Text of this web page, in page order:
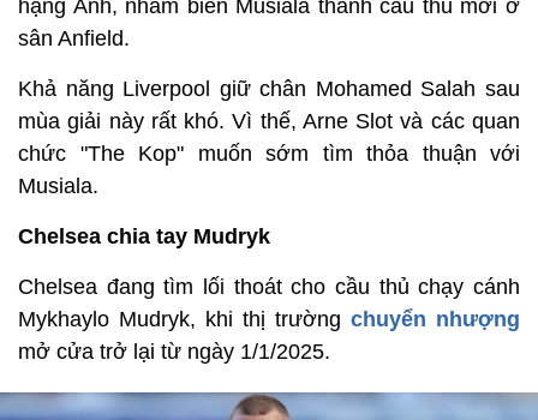
hạng Anh, nhằm biến Musiala thành cầu thủ mới ở
sân Anfield.
Khả năng Liverpool giữ chân Mohamed Salah sau
mùa giải này rất khó. Vì thế, Arne Slot và các quan
chức "The Kop" muốn sớm tìm thỏa thuận với
Musiala.
Chelsea chia tay Mudryk
Chelsea đang tìm lối thoát cho cầu thủ chạy cánh
Mykhaylo Mudryk, khi thị trường chuyển nhượng
mở cửa trở lại từ ngày 1/1/2025.